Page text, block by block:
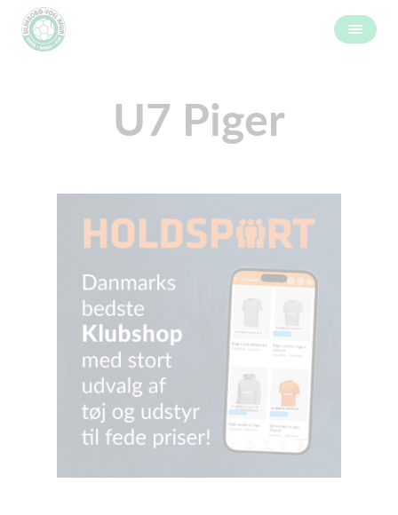
U7 Piger